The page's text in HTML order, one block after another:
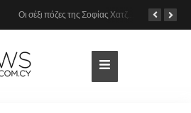
Οι σέξι πόζες της Σοφίας Χατζηπαντελή σε πολυτελές resort της Πάφου! Κατερίνα Καινούργιου: Η selfie με μπλε μαγιό κάτω από τον ήλιο – Η λεπτομέρεια που λατρέψαμε (φωτογραφία)